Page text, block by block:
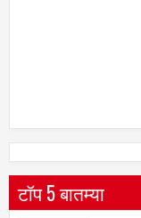
टॉप 5 बातम्या